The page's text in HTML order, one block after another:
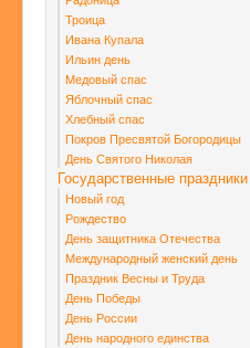
Троица
Ивана Купала
Ильин день
Медовый спас
Яблочный спас
Хлебный спас
Покров Пресвятой Богородицы
День Святого Николая
Государственные
Новый год
Рождество
День защитника Отечества
Международный женский день
Праздник Весны и Труда
День Победы
День России
День народного единства